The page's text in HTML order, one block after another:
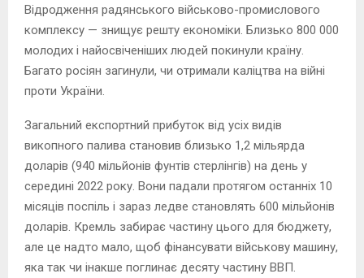
Відродження радянського військово-промислового
комплексу — знищує решту економіки. Близько 800 000
молодих і найосвіченіших людей покинули країну.
Багато росіян загинули, чи отримали каліцтва на війні
проти України.
Загальний експортний прибуток від усіх видів
викопного палива становив близько 1,2 мільярда
доларів (940 мільйонів фунтів стерлінгів) на день у
середині 2022 року. Вони падали протягом останніх 10
місяців поспіль і зараз ледве становлять 600 мільйонів
доларів. Кремль забирає частину цього для бюджету,
але це надто мало, щоб фінансувати військову машину,
яка так чи інакше поглинає десяту частину ВВП.